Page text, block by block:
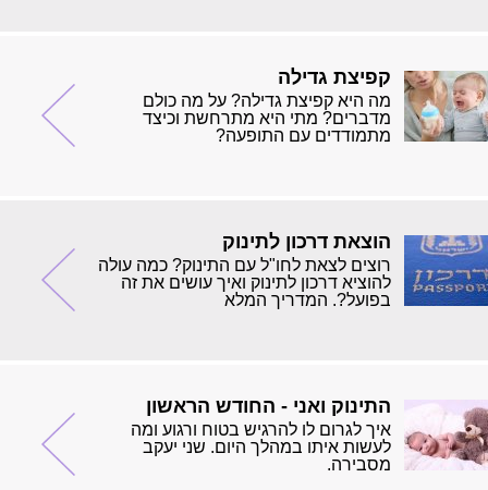
קפיצת גדילה
מה היא קפיצת גדילה? על מה כולם
מדברים? מתי היא מתרחשת וכיצד
מתמודדים עם התופעה?
הוצאת דרכון לתינוק
רוצים לצאת לחו"ל עם התינוק? כמה עולה
להוציא דרכון לתינוק ואיך עושים את זה
בפועל?. המדריך המלא
התינוק ואני - החודש הראשון
איך לגרום לו להרגיש בטוח ורגוע ומה
לעשות איתו במהלך היום. שני יעקב
מסבירה.